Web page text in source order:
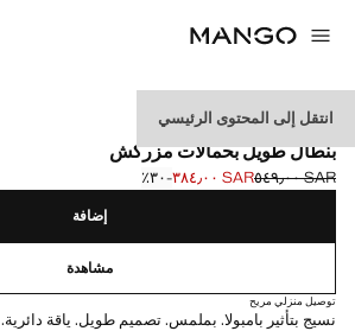
انتقل إلى المحتوى الرئيسي
CELEBRATION
بنطال طويل بحمالات مزركش
السعر الأول محذوف [SAR ٥٤٩٫٠٠ ]
SAR ٥٤٩٫٠٠
السعر الحالي [SAR ٣٨٤٫٠٠ ]SAR ٣٨٤٫٠٠ ؜-٣٠٪؜
حدد اللون
إضافة
مشاهدة
توصيل منزلي مريح
نسيج بتأثير بامبولا. بملمس. تصميم طويل. ياقة